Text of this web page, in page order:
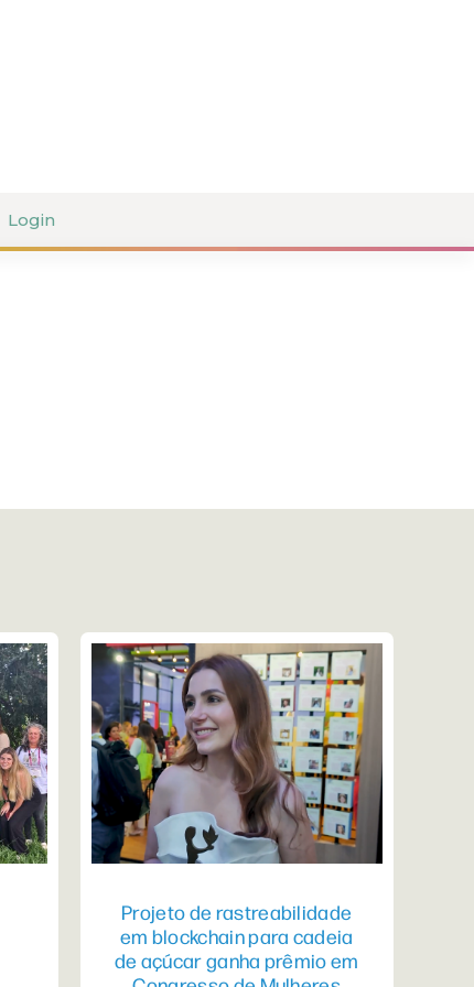
Login
Projeto de rastreabilidade
em blockchain para cadeia
de açúcar ganha prêmio em